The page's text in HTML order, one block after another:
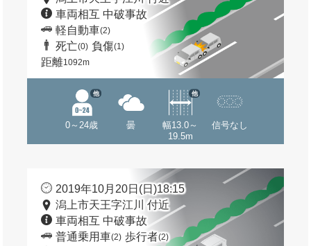
車両相互 中破事故
軽自動車(2)
死亡(0) 負傷(1)
距離1092m
0～24歳
他
曇
幅13.0～
19.5m
他
信号なし
2019年10月20日(日)18:15
潟上市天王字江川 付近
車両相互 中破事故
普通乗用車(2) 歩行者(2)